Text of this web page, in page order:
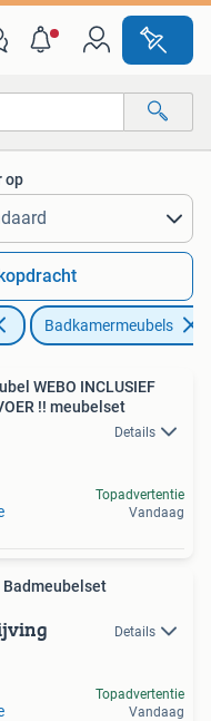
op
Badkamermeubels
WEBO INCLUSIEF
!! meubelset
Details
Topadvertentie
Vandaag
Details
Topadvertentie
Vandaag